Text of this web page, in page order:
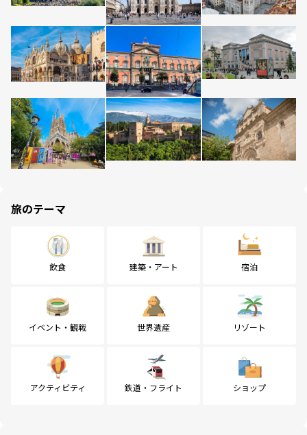
旅のテーマ
飲食 建築・アート 宿泊
イベント・観戦 世界遺産 リゾート
アクティビティ 鉄道・フライト ショップ